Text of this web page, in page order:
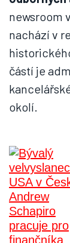
newsroom
nachází v
částí je
okolí.